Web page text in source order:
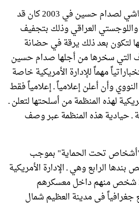
إلا أن سقوط النظام الفاشي لصدام حسين في 2003 كان قد
العراقي وذلك بتجفيف
لتكون بعد ذلك يرقة في حضانة
التي سخرها من أجلها صدام حسين
مهماً للإدارة الأمريكية خاصة
وأن أعلن إعلامياً ـ إعلامياً فقط
لهذه المنظمة من أسلحتها لتعلن ـ
حيادية هذه المنظمة عبر وصف
"أشخاص تحت الحماية" بموجب
الرابع وهي ـ الإدارة الأمريكية
ـ تحتجز أكثر من 3,000 شخص منهم داخل معسكرهم
جغرافياً في مدينة العظيم شمال